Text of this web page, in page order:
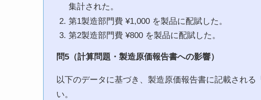
集計された。
第1製造部門費 ¥1,000 を製品に配賦した。
第2製造部門費 ¥800 を製品に配賦した。
問5（計算問題・製造原価報告書への影響）
以下のデータに基づき、製造原価報告書に記載される
い。